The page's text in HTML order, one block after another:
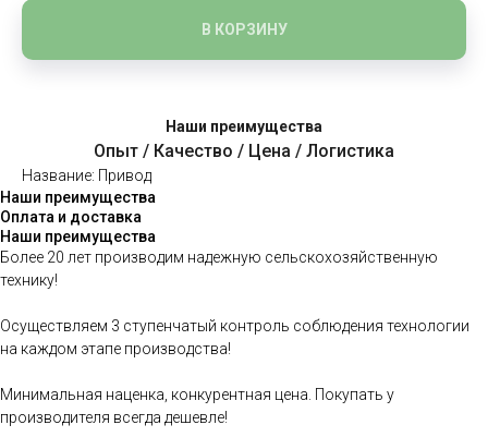
В КОРЗИНУ
Наши преимущества
Опыт / Качество / Цена / Логистика
Название: Привод
Наши преимущества
Оплата и доставка
Наши преимущества
Более 20 лет производим надежную сельскохозяйственную
технику!
Осуществляем 3 ступенчатый контроль соблюдения технологии
на каждом этапе производства!
Минимальная наценка, конкурентная цена. Покупать у
производителя всегда дешевле!